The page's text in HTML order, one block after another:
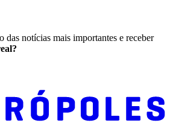
das notícias mais importantes e receber